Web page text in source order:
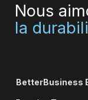
Nous
la
BetterBusiness